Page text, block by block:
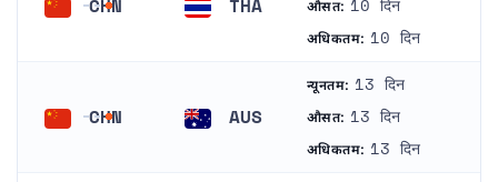
औसत: 10 दिन
अधिकतम: 10 दिन
CHN AUS
न्यूनतम: 13 दिन
औसत: 13 दिन
अधिकतम: 13 दिन